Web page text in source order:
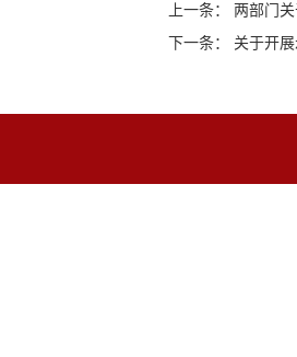
上一条： 两部门
下一条： 关于开